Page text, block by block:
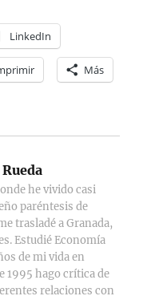
LinkedIn
Más
he vivido casi
paréntesis de
trasladé a Granada,
Estudié Economía
de mi vida en
1995 hago crítica de
relaciones con